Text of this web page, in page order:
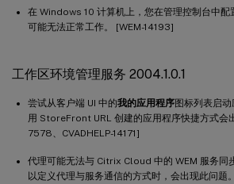
在 Windows 10 计算机上，您在管理控制台中配
可能无法正常工作。 [WEM-14193]
工作区环境管理服务 2004.1.0.1
尝试从客户端 UI 中的我的应用程序图标列表启
用 StoreFront URL 创建的应用程序快捷方式会
7578、CVADHELP-14171]
代理可能无法与 Citrix Cloud 中的 WEM 服务同
以定义代理与服务通信的方式时，会出现此问题